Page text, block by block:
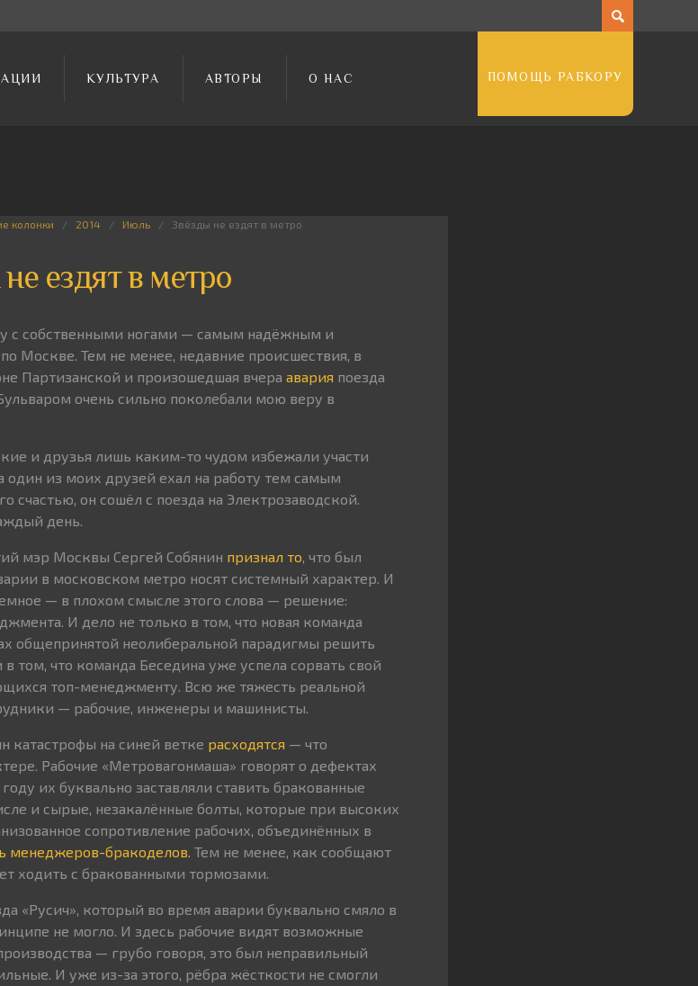
КУЛЬТУРА АВТОРЫ О НАС ПОМОЩЬ РАБКОРУ
колонки 2014 Июль Звёзды не ездят в метро
ездят в метро
с собственными ногами — самым надёжным и
Москве. Тем не менее, недавние происшествия, в
Партизанской и произошедшая вчера авария поезда
очень сильно поколебали мою веру в
и друзья лишь каким-то чудом избежали участи
один из моих друзей ехал на работу тем самым
счастью, он сошёл с поезда на Электрозаводской.
день.
мэр Москвы Сергей Собянин признал то, что был
в московском метро носят системный характер. И
— в плохом смысле этого слова — решение:
И дело не только в том, что новая команда
общепринятой неолиберальной парадигмы решить
том, что команда Беседина уже успела сорвать свой
топ-менеджменту. Всю же тяжесть реальной
— рабочие, инженеры и машинисты.
катастрофы на синей ветке расходятся — что
Рабочие «Метровагонмаша» говорят о дефектах
их буквально заставляли ставить бракованные
и сырые, незакалённые болты, которые при высоких
сопротивление рабочих, объединённых в
менеджеров-бракоделов. Тем не менее, как сообщают
ходить с бракованными тормозами.
«Русич», который во время аварии буквально смяло в
не могло. И здесь рабочие видят возможные
— грубо говоря, это был неправильный
И уже из-за этого, рёбра жёсткости не смогли